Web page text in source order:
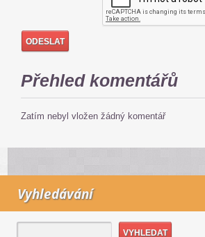
Přehled komentářů
Zatím nebyl vložen žádný komentář
Vyhledávání